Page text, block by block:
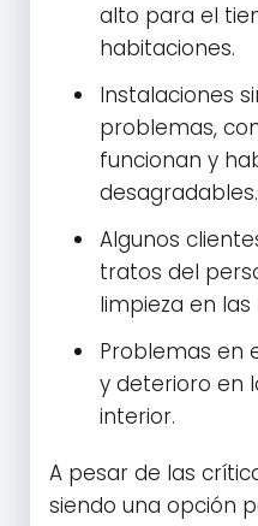
alto para el
habitaciones.
Instalaciones
problemas,
funcionan y
desagradables.
Algunos
tratos del
limpieza en
Problemas en
y deterioro en
interior.
A pesar de las
siendo una opción